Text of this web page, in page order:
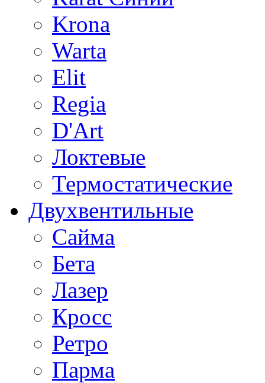
Krona
Warta
Elit
Regia
D'Art
Локтевые
Термостатические
Двухвентильные
Сайма
Бета
Лазер
Кросс
Ретро
Парма